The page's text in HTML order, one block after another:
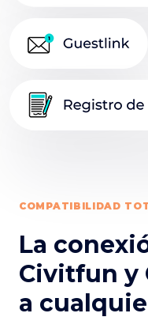
COMPATIBILIDAD
La
Civitfun y
a